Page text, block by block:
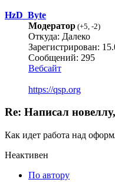
HzD_Byte
Модератор (+5 -2)
Откуда: Далеко
Зарегистрирован:
Сообщений: 295
Вебсайт
https://qsp.org
Re: Написал
Как идет работа над
Неактивен
По автору